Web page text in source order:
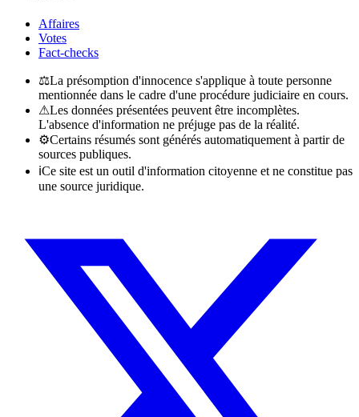
Affaires
Votes
Fact-checks
⚖La présomption d'innocence s'applique à toute personne
mentionnée dans le cadre d'une procédure judiciaire en cours.
⚠Les données présentées peuvent être incomplètes.
L'absence d'information ne préjuge pas de la réalité.
⚙Certains résumés sont générés automatiquement à partir de
sources publiques.
ℹCe site est un outil d'information citoyenne et ne constitue pas
une source juridique.